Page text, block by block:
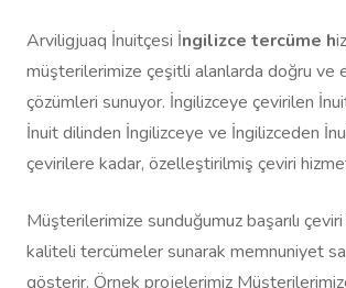
Arviligjuaq İnuitçesi İngilizce tercüme h
müşterilerimize çeşitli alanlarda doğru ve
çözümleri sunuyor. İngilizceye çevirilen
İnuit dilinden İngilizceye ve İngilizceden
çevirilere kadar, özelleştirilmiş çeviri
Müşterilerimize sunduğumuz başarılı
kaliteli tercümeler sunarak memnuniyet
gösterir. Örnek projelerimiz